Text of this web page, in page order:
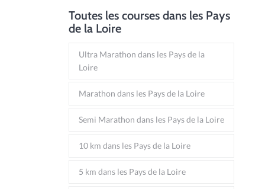
Toutes les courses dans les Pays
de la Loire
Ultra Marathon dans les Pays de la
Loire
Marathon dans les Pays de la Loire
Semi Marathon dans les Pays de la Loire
10 km dans les Pays de la Loire
5 km dans les Pays de la Loire